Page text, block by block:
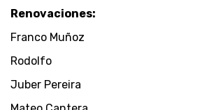
Renovaciones:
Franco Muñoz
Rodolfo
Juber Pereira